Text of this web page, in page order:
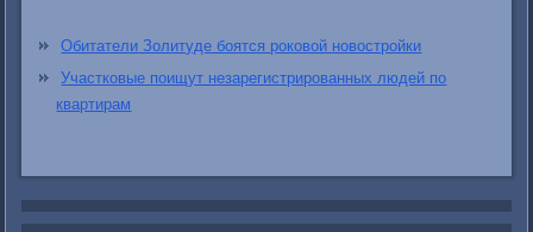
Обитатели Золитуде боятся роковой новостройки
Участковые поищут незарегистрированных людей по
квартирам